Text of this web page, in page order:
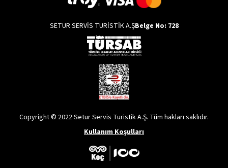
SETUR SERVİS TURİSTİK A.ŞBelge No: 728
Copyright © 2022 Setur Servis Turistik A.Ş. Tüm hakları saklıdır.
Kullanım Koşulları